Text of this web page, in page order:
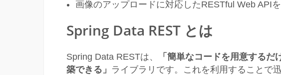
画像のアップロードに対応したRESTful Web API
Spring Data REST とは
Spring Data RESTは、
「簡単なコードを用意する
築できる」 ライブラリです。これを利用することで